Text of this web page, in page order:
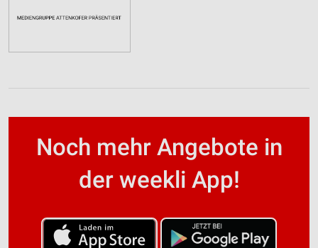
Noch mehr Angebote in
der weekli App!